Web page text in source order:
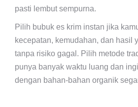
pasti lembut sempurna.
Pilih bubuk es krim instan jika
kecepatan, kemudahan, dan hasil
tanpa risiko gagal. Pilih metode
punya banyak waktu luang dan
dengan bahan-bahan organik